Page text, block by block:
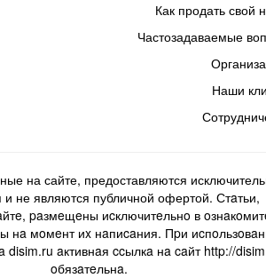
Как продать свой
Частозадаваемые
Наши
на сайте, предоставляются
и не являются публичной офертой. Стaтьи,
paзмeщeны иcключитeльнo в
нa мoмeнт иx нaпиcaния. Пpи
disim.ru aктивнaя ccылкa нa caйт http://
oбязaтeльнa.